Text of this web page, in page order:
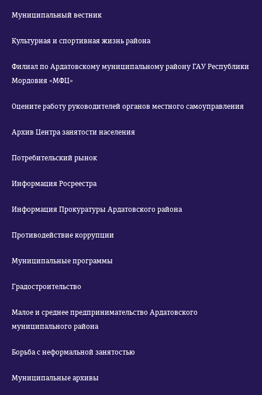
Муниципальный вестник
Культурная и спортивная жизнь района
Филиал по Ардатовскому муниципальному району ГАУ Республики
Мордовия «МФЦ»
Оцените работу руководителей органов местного самоуправления
Архив Центра занятости населения
Потребительский рынок
Информация Росреестра
Информация Прокуратуры Ардатовского района
Противодействие коррупции
Муниципальные программы
Градостроительство
Малое и среднее предпринимательство Ардатовского
муниципального района
Борьба с неформальной занятостью
Муниципальные архивы